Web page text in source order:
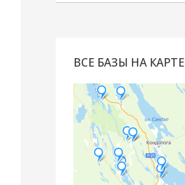
ВСЕ БАЗЫ НА КАРТЕ